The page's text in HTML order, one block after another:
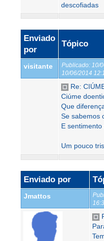
descofiadas
Enviado
por
Tópico
visitante Publicado: 10/
10/06/2014
Re:
Ciúme
Que
Se sabemos
E
Um pouco
Enviado por
Jmattos